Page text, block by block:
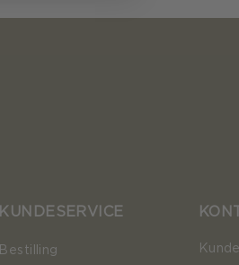
KUNDESERVICE
Bestilling